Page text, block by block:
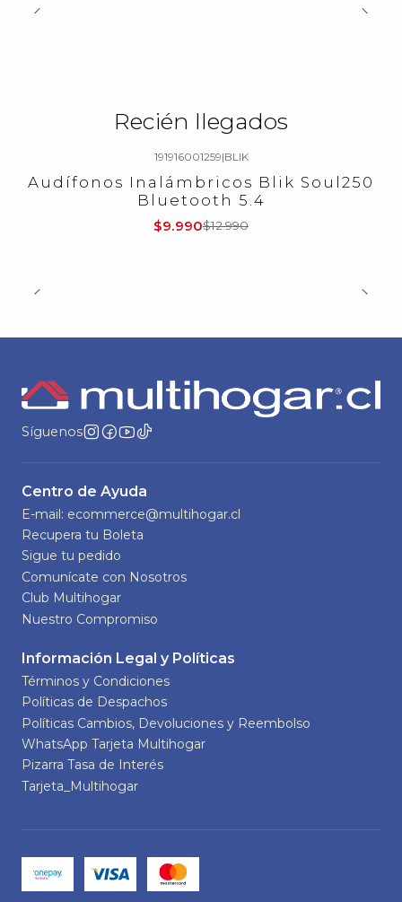
Recién llegados
-23%OFF
191916001259|BLIK
Audífonos Inalámbricos Blik Soul250
Bluetooth 5.4
$9.990$12.990
Síguenos
Centro de Ayuda
E-mail: ecommerce@multihogar.cl
Recupera tu Boleta
Sigue tu pedido
Comunícate con Nosotros
Club Multihogar
Nuestro Compromiso
Información Legal y Políticas
Términos y Condiciones
Políticas de Despachos
Políticas Cambios, Devoluciones y Reembolso
WhatsApp Tarjeta Multihogar
Pizarra Tasa de Interés
Tarjeta_Multihogar